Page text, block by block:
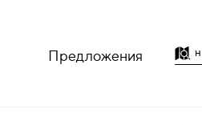
НАКЛАДКИ
Предложения